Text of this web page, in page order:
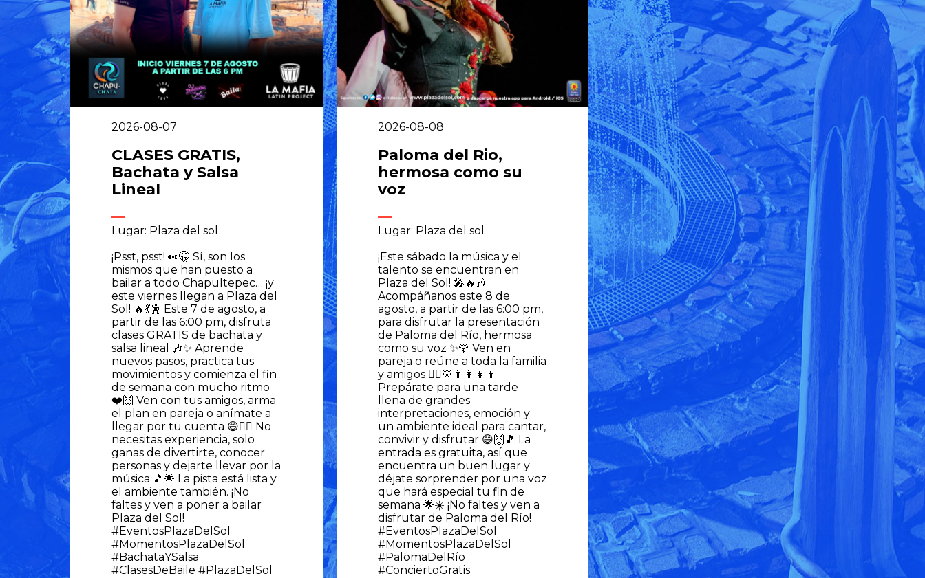
2026-08-07
CLASES GRATIS,
Bachata y Salsa
Lineal
Lugar: Plaza del sol
¡Psst, psst! 👀🤫 Sí, son los
mismos que han puesto a
bailar a todo Chapultepec… ¡y
este viernes llegan a Plaza del
Sol! 🔥💃🕺 Este 7 de agosto, a
partir de las 6:00 pm, disfruta
clases GRATIS de bachata y
salsa lineal 🎶✨ Aprende
nuevos pasos, practica tus
movimientos y comienza el fin
de semana con mucho ritmo
❤️🙌 Ven con tus amigos, arma
el plan en pareja o anímate a
llegar por tu cuenta 😄👯‍♀️ No
necesitas experiencia, solo
ganas de divertirte, conocer
personas y dejarte llevar por la
música 🎵🌟 La pista está lista y
el ambiente también. ¡No
faltes y ven a poner a bailar
Plaza del Sol!
#EventosPlazaDelSol
#MomentosPlazaDelSol
#BachataYSalsa
#ClasesDeBaile #PlazaDelSol
2026-08-08
Paloma del Rio,
hermosa como su
voz
Lugar: Plaza del sol
¡Este sábado la música y el
talento se encuentran en
Plaza del Sol! 🎤🔥🎶
Acompáñanos este 8 de
agosto, a partir de las 6:00 pm,
para disfrutar la presentación
de Paloma del Río, hermosa
como su voz ✨🌹 Ven en
pareja o reúne a toda la familia
y amigos 👯‍♀️💛👨‍👩‍👧‍👦
Prepárate para una tarde
llena de grandes
interpretaciones, emoción y
un ambiente ideal para cantar,
convivir y disfrutar 😄🙌🎵 La
entrada es gratuita, así que
encuentra un buen lugar y
déjate sorprender por una voz
que hará especial tu fin de
semana 🌟☀️ ¡No faltes y ven a
disfrutar de Paloma del Río!
#EventosPlazaDelSol
#MomentosPlazaDelSol
#PalomaDelRío
#ConciertoGratis